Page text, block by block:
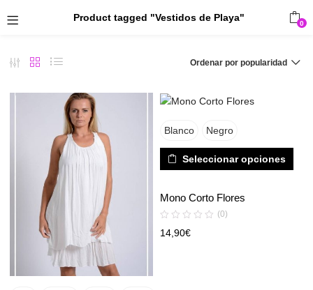
Product tagged "Vestidos de Playa"
0
Ordenar por popularidad
Blanco Negro
Seleccionar opciones
Mono Corto Flores
(0)
14,90€